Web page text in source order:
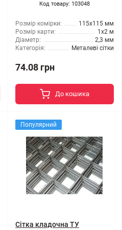
Код товару: 103048
Розмір комірки:
115x115 мм
Розмір карти:
1x2 м
Діаметр:
2,3 мм
Категорія:
Металеві сітки
74.08 грн
До кошика
Популярний
Сітка кладочна ТУ